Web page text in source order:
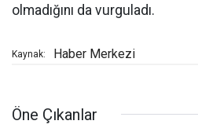
olmadığını da vurguladı.
Kaynak: Haber Merkezi
Öne Çıkanlar